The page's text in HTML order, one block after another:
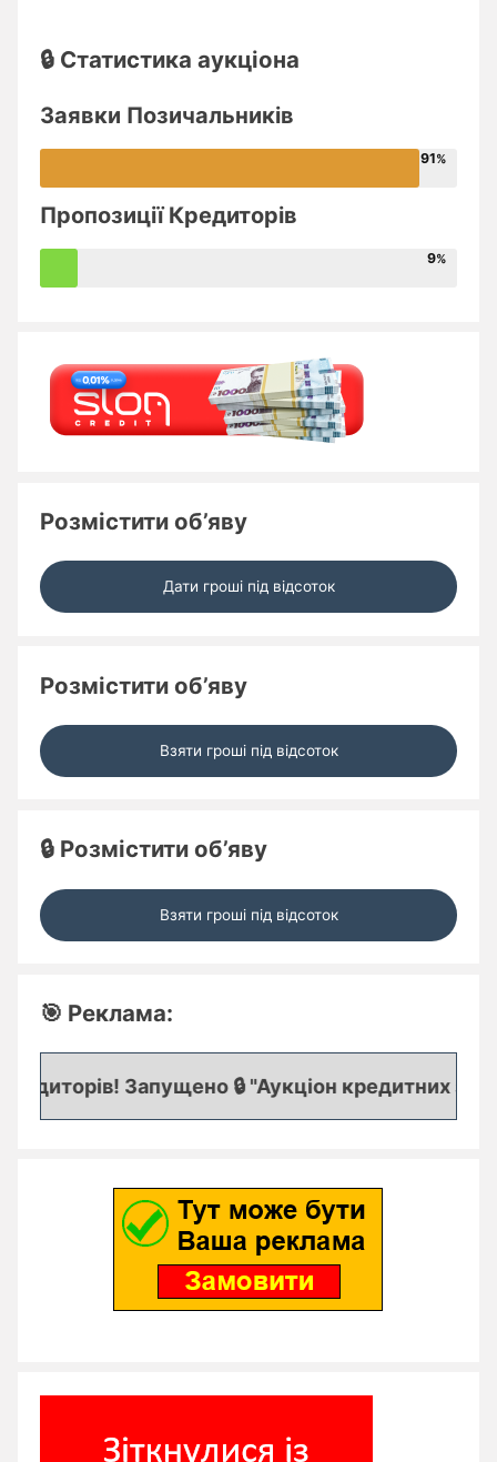
🔒 Статистика аукціона
Заявки Позичальників
91
Пропозиції Кредиторів
9
Розмістити об’яву
Дати гроші під відсоток
Розмістити об’яву
Взяти гроші під відсоток
🔒 Розмістити об’яву
Взяти гроші під відсоток
🎯 Реклама:
Запущено 🔒 "Аукціон кредитних